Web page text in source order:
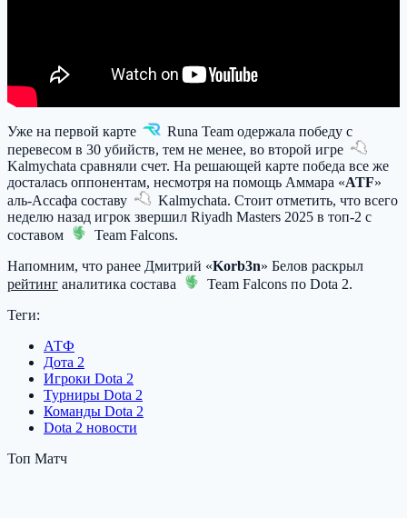
Уже на первой карте Runa Team одержала победу с
перевесом в 30 убийств, тем не менее, во второй игре
Kalmychata сравняли счет. На решающей карте победа все же
досталась оппонентам, несмотря на помощь Аммара «ATF»
аль-Ассафа составу
Kalmychata. Стоит отметить, что всего
неделю назад игрок звершил Riyadh Masters 2025 в топ-2 с
составом
Team Falcons.
Напомним, что ранее Дмитрий «Korb3n» Белов раскрыл
рейтинг аналитика состава Team Falcons по Dota 2.
Теги:
АТФ
Дота 2
Игроки Dota 2
Турниры Dota 2
Команды Dota 2
Dota 2 новости
Топ Матч